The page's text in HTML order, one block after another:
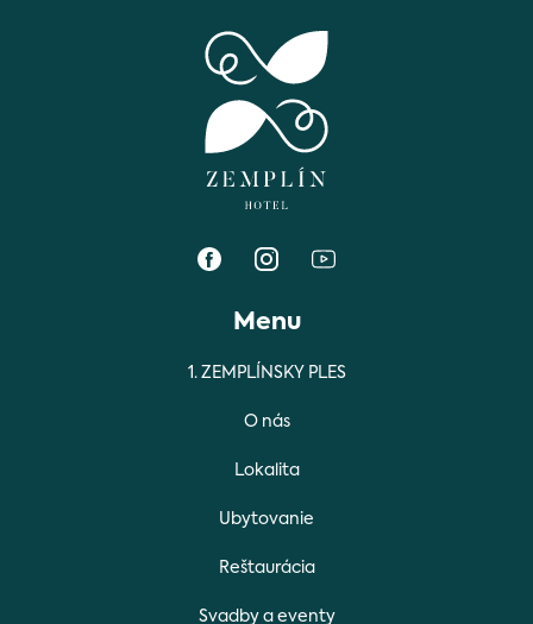
Menu
1. ZEMPLÍNSKY PLES
O nás
Lokalita
Ubytovanie
Reštaurácia
Svadby a eventy